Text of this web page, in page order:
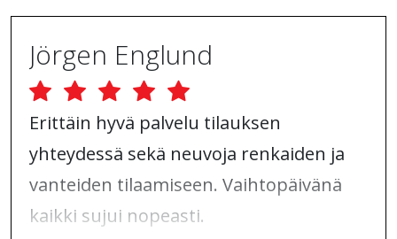
Jörgen Englund
Erittäin hyvä palvelu tilauksen
yhteydessä sekä neuvoja renkaiden ja
vanteiden tilaamiseen. Vaihtopäivänä
kaikki sujui nopeasti.